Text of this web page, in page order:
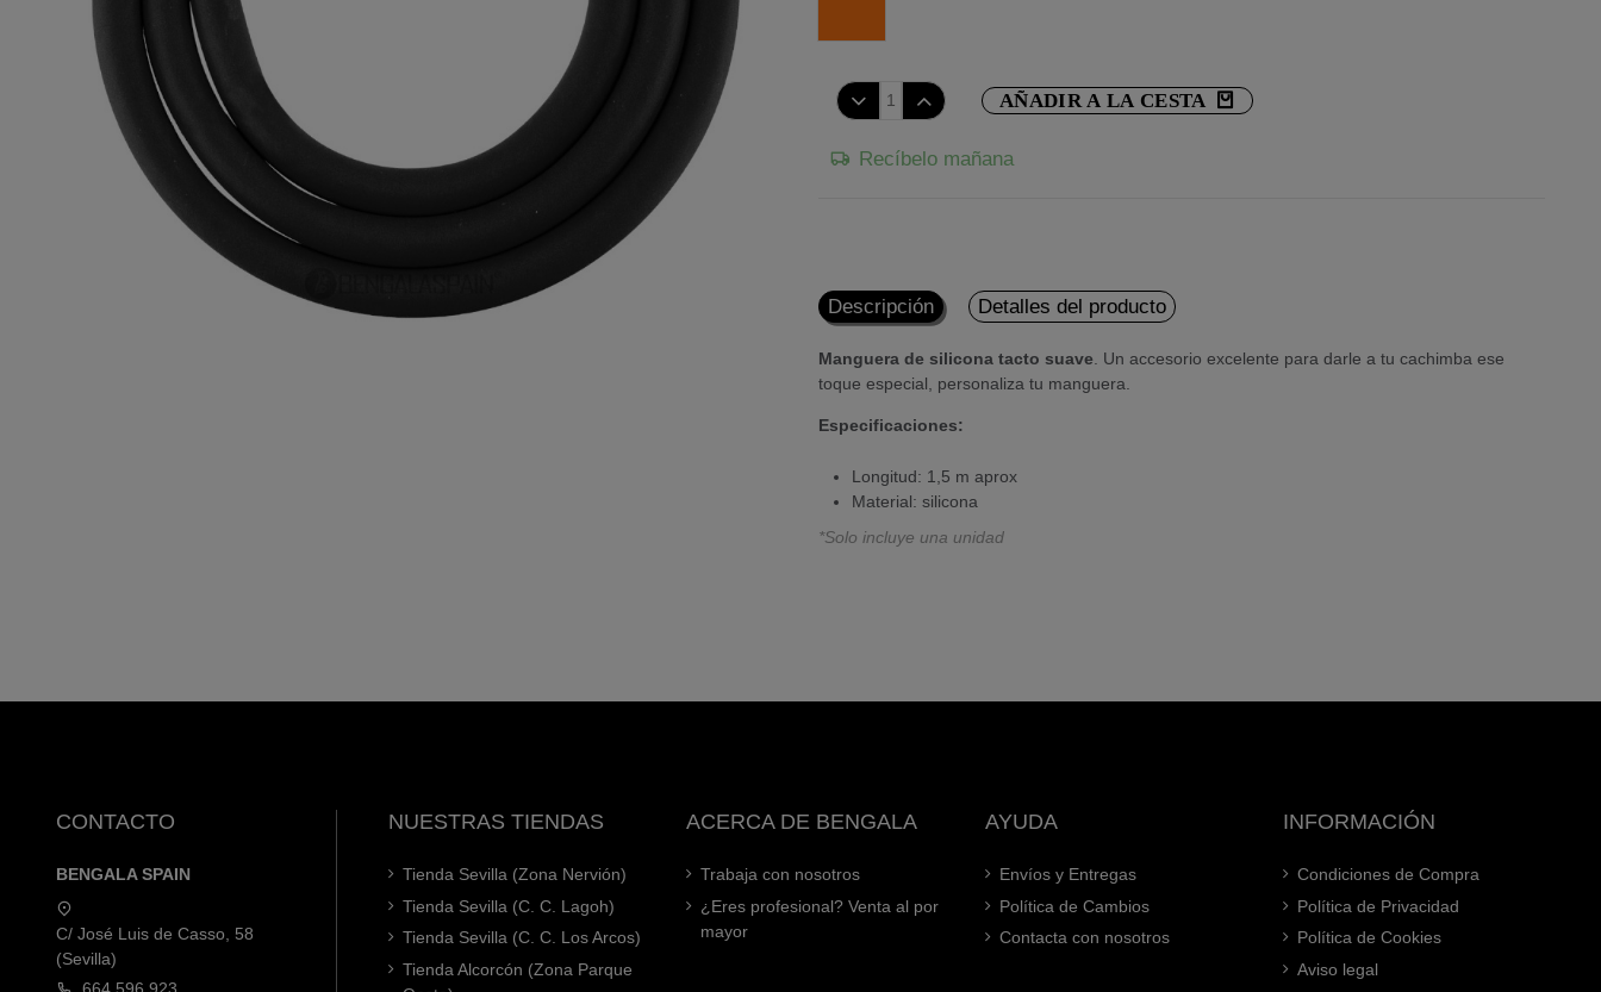
AÑADIR A LA CESTA
Recíbelo mañana
Descripción Detalles del producto
Manguera de silicona tacto suave . Un accesorio excelente para darle a tu cachimba ese
toque especial, personaliza tu manguera.
Especificaciones:
Longitud: 1,5 m aprox
Material: silicona
*Solo incluye una unidad
CONTACTO
BENGALA SPAIN
C/ José Luis de Casso, 58
(Sevilla)
NUESTRAS TIENDAS
Tienda Sevilla (Zona Nervión)
Tienda Sevilla (C. C. Lagoh)
Tienda Sevilla (C. C. Los Arcos)
Tienda Alcorcón (Zona Parque
ACERCA DE BENGALA
Trabaja con nosotros
¿Eres profesional? Venta al por
mayor
AYUDA
Envíos y Entregas
Política de Cambios
Contacta con nosotros
INFORMACIÓN
Condiciones de Compra
Política de Privacidad
Política de Cookies
Aviso legal